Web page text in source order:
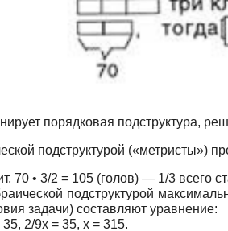
порядковая подструктура,
подструктурой («метристы»)
70 • 3/2 = 105 (голов) — 1/3 всего
подструктурой
задачи) составляют уравнение:
2/9х = 35, х = 315.